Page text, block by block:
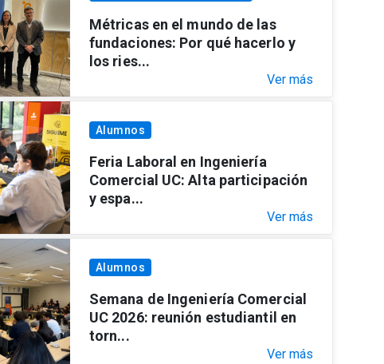
Métricas en el mundo de las
fundaciones: Por qué hacerlo y
los ries...
Ver más
Alumnos
Feria Laboral en Ingeniería
Comercial UC: Alta participación
y espa...
Ver más
Alumnos
Semana de Ingeniería Comercial
UC 2026: reunión estudiantil en
torn...
Ver más